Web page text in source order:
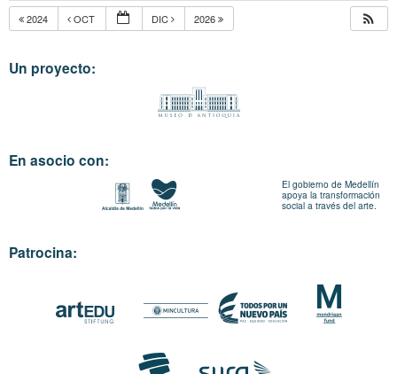
2024 OCT DIC 2026
Un proyecto:
En asocio con:
El gobierno de Medellín
apoya la transformación
social a través del arte.
Patrocina: